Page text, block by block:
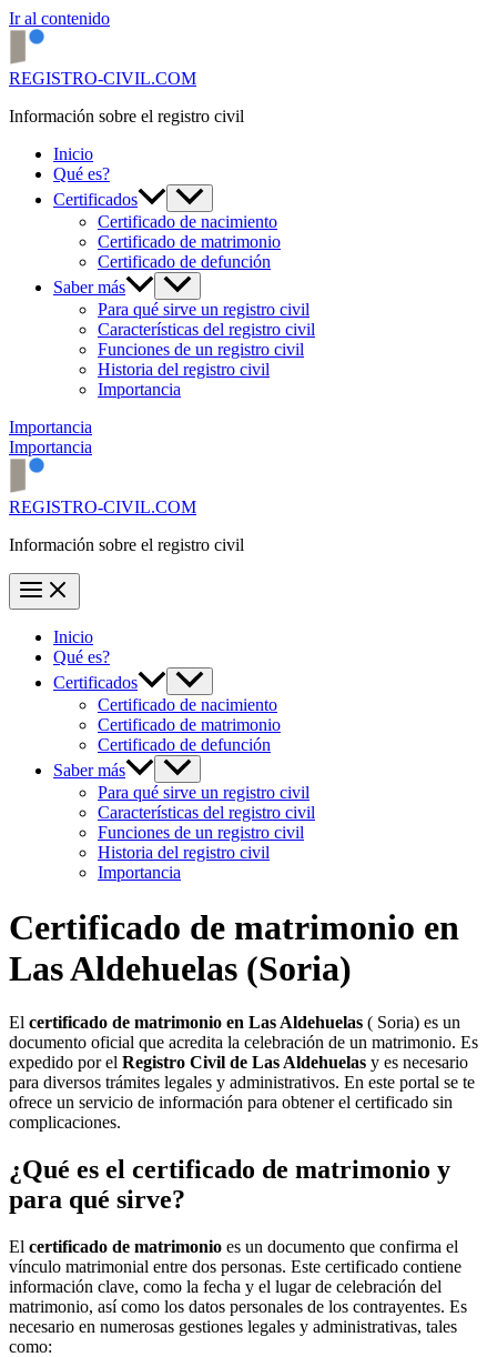
Ir al contenido
REGISTRO-CIVIL.COM
Información sobre el registro civil
Inicio
Qué es?
Certificados
Certificado de nacimiento
Certificado de matrimonio
Certificado de defunción
Saber más
Para qué sirve un registro civil
Características del registro civil
Funciones de un registro civil
Historia del registro civil
Importancia
Importancia
Importancia
REGISTRO-CIVIL.COM
Información sobre el registro civil
Inicio
Qué es?
Certificados
Certificado de nacimiento
Certificado de matrimonio
Certificado de defunción
Saber más
Para qué sirve un registro civil
Características del registro civil
Funciones de un registro civil
Historia del registro civil
Importancia
Certificado de matrimonio en
Las Aldehuelas (Soria)
El certificado de matrimonio en Las Aldehuelas ( Soria) es un
documento oficial que acredita la celebración de un matrimonio. Es
expedido por el Registro Civil de Las Aldehuelas y es necesario
para diversos trámites legales y administrativos. En este portal se te
ofrece un servicio de información para obtener el certificado sin
complicaciones.
¿Qué es el certificado de matrimonio y
para qué sirve?
El certificado de matrimonio es un documento que confirma el
vínculo matrimonial entre dos personas. Este certificado contiene
información clave, como la fecha y el lugar de celebración del
matrimonio, así como los datos personales de los contrayentes. Es
necesario en numerosas gestiones legales y administrativas, tales
como: